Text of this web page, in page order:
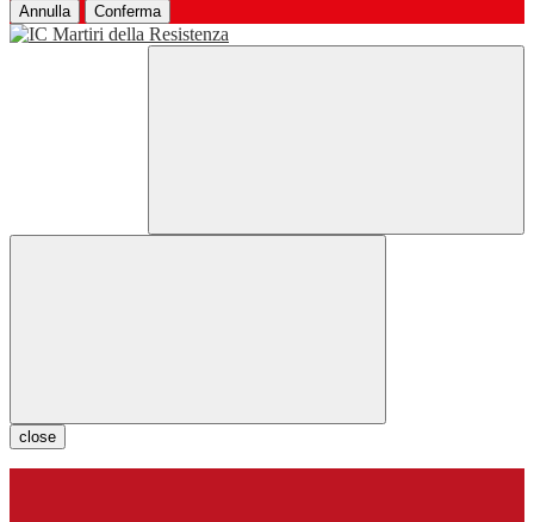
Annulla Conferma
close